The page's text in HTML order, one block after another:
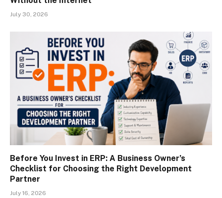
July 30, 2026
Before You Invest in ERP: A Business Owner’s
Checklist for Choosing the Right Development
Partner
July 16, 2026